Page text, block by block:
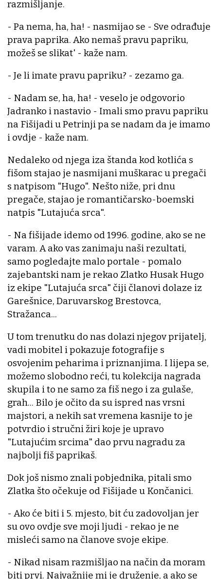
razmišljanje.
- Pa nema, ha, ha! - nasmijao se - Sve odrađuje
prava paprika. Ako nemaš pravu papriku,
možeš se slikat' - kaže nam.
- Je li imate pravu papriku? - zezamo ga.
- Nadam se, ha, ha! - veselo je odgovorio
Jadranko i nastavio - Imali smo pravu papriku
na Fišijadi u Petrinji pa se nadam da je imamo
i ovdje - kaže nam.
Nedaleko od njega iza štanda kod kotlića s
fišom stajao je nasmijani muškarac u pregači
s natpisom "Hugo". Nešto niže, pri dnu
pregače, stajao je romantičarsko-boemski
natpis "Lutajuća srca".
- Na fišijade idemo od 1996. godine, ako se ne
varam. A ako vas zanimaju naši rezultati,
samo pogledajte malo portale - pomalo
zajebantski nam je rekao Zlatko Husak Hugo
iz ekipe "Lutajuća srca" čiji članovi dolaze iz
Garešnice, Daruvarskog Brestovca,
Stražanca...
U tom trenutku do nas dolazi njegov prijatelj,
vadi mobitel i pokazuje fotografije s
osvojenim peharima i priznanjima. I lijepa se,
možemo slobodno reći, tu kolekcija nagrada
skupila i to ne samo za fiš nego i za gulaše,
grah... Bilo je očito da su ispred nas vrsni
majstori, a nekih sat vremena kasnije to je
potvrdio i stručni žiri koje je upravo
"Lutajućim srcima" dao prvu nagradu za
najbolji fiš paprikaš.
Dok još nismo znali pobjednika, pitali smo
Zlatka što očekuje od Fišijade u Končanici.
- Ako će biti i 5. mjesto, bit ću zadovoljan jer
su ovo ovdje sve moji ljudi - rekao je ne
misleći samo na članove svoje ekipe.
- Nikad nisam razmišljao na način da moram
biti prvi. Najvažnije mi je druženje, a ako se